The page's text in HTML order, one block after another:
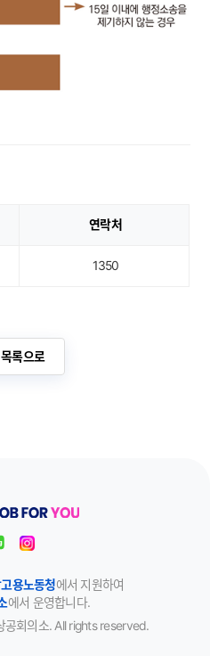
연락처
1350
목록으로
용노동청에서 지원하여
에서 운영합니다.
회의소. All rights reserved.